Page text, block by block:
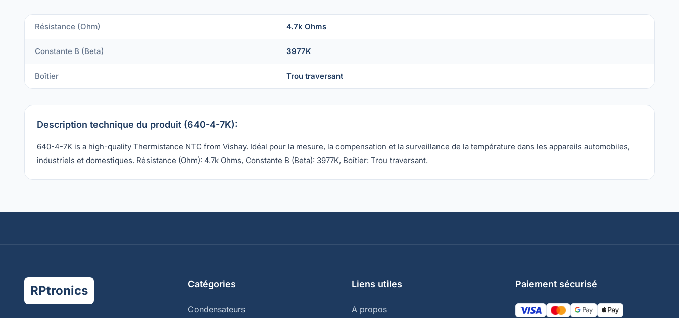
Résistance (Ohm) 4.7k Ohms
Constante B (Beta) 3977K
Boîtier Trou traversant
Description technique du produit (640-4-7K):
640-4-7K is a high-quality Thermistance NTC from Vishay. Idéal pour la mesure, la compensation et la surveillance de la température dans les appareils automobiles,
industriels et domestiques. Résistance (Ohm): 4.7k Ohms, Constante B (Beta): 3977K, Boîtier: Trou traversant.
RPtronics Catégories
Condensateurs
Liens utiles
A propos
Paiement sécurisé